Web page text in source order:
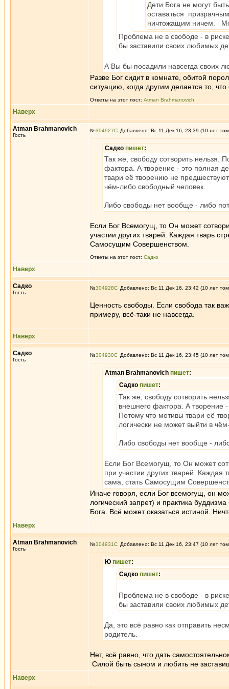
Дети Бога не могут
оставаться
ничтожащим ничем.
Проблема не в свободе - в
бы заставили своих любимых
А Вы бы посадили навсегда своих
Разве Бог сидит в комнате, обитой
ситуацию, когда другим делается то,
Ответы на этот пост: Atman Brahmanovich
Наверх
Atman Brahmanovich
Гость
№304927 Добавлено: Вс 11 Дек 16, 23:39 (10 лет
Садко пишет:
Так же, свободу сотворить нельзя.
фактора. А творение - это полная
твари её творению не
чём-либо свободный человек.
Либо свободы нет вообще - либо
Если Бог Всемогущ, то Он может
участии других тварей. Каждая тварь
Самосущим Совершенством.
Ответы на этот пост: Садко
Наверх
Садко
Гость
№304928 Добавлено: Вс 11 Дек 16, 23:42 (10 лет
Ценность свободы. Если свобода так
примеру, всё-таки не навсегда.
Наверх
Садко
Гость
№304930 Добавлено: Вс 11 Дек 16, 23:45 (10 лет
Atman Brahmanovich пишет:
Садко пишет:
Так же, свободу сотворить
внешнего фактора. А творение
Потому что мотивы твари её
логически не может выйти в
Либо свободы нет вообще -
Если Бог Всемогущ, то Он может
при участии других тварей. Каждая
сама, стать Самосущим
Иначе говоря, если Бог всемогущ, он
логический запрет) и практика
Бога. Всё может оказаться истиной.
Наверх
Atman Brahmanovich
Гость
№304931 Добавлено: Вс 11 Дек 16, 23:47 (10 лет
Ю пишет:
Садко пишет:
Проблема не в свободе - в
бы заставили своих любимых
Да, это всё равно как отправить
родитель.
Нет, всё равно, что дать
Силой быть сыном и любить не
Наверх